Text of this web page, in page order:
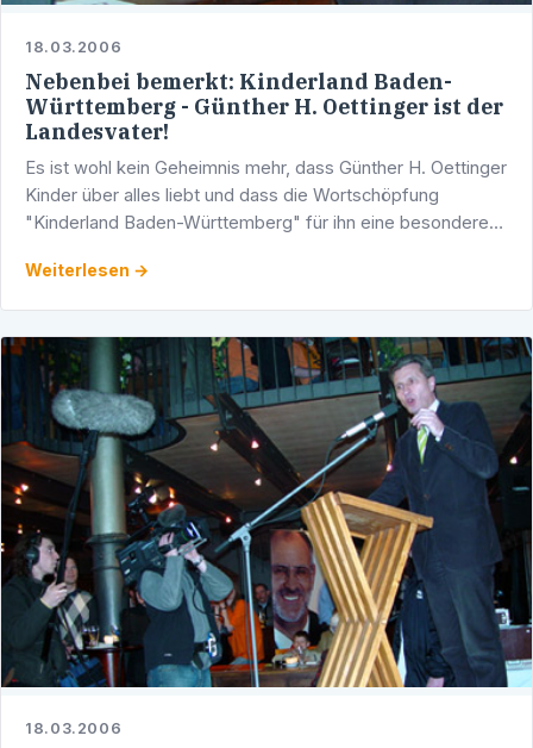
18.03.2006
Nebenbei bemerkt: Kinderland Baden-
Württemberg - Günther H. Oettinger ist der
Landesvater!
Es ist wohl kein Geheimnis mehr, dass Günther H. Oettinger
Kinder über alles liebt und dass die Wortschöpfung
"Kinderland Baden-Württemberg" für ihn eine besondere
Weiterlesen →
18.03.2006